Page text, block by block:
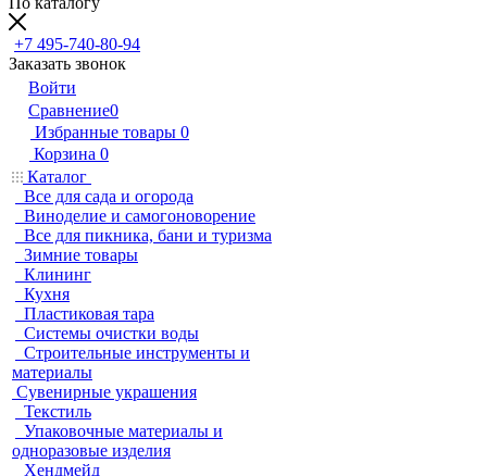
+7 495-740-80-94
Заказать звонок
Войти
Сравнение0
Избранные товары 0
Корзина 0
Каталог
Все для сада и огорода
Виноделие и самогоноворение
Все для пикника, бани и туризма
Зимние товары
Клининг
Кухня
Пластиковая тара
Системы очистки воды
Строительные инструменты и
материалы
Сувенирные украшения
Текстиль
Упаковочные материалы и
одноразовые изделия
Хендмейд